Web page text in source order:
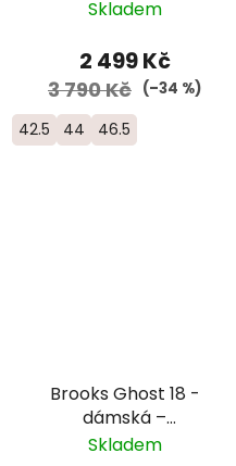
modrá
Skladem
2 499 Kč
3 790 Kč (–34 %)
42.5 44 46.5
Brooks Ghost 18 -
dámská –
černá/oranžová
Skladem